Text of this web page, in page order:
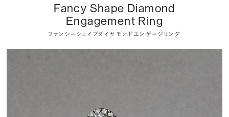
Fancy Shape Diamond
Engagement Ring
ファンシーシェイプダイヤモンドエンゲージリング